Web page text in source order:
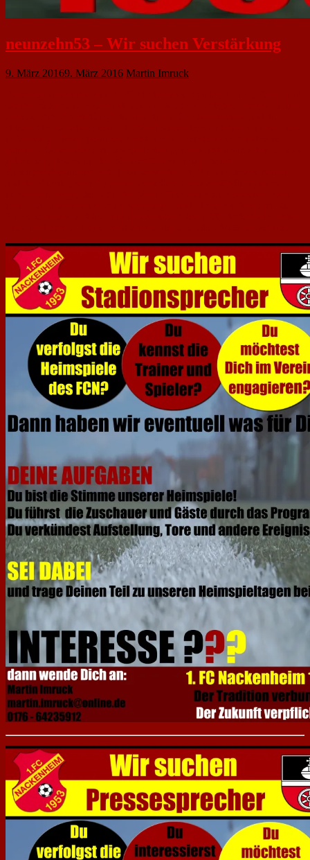
neunzehn53 – Wir suchen Verstärkung
9. März 20169. März 2016 Martin Imruck